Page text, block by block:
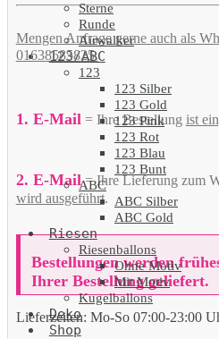
Sterne
Runde
Airwalker
123/ABC
123
123 Silber
123 Gold
123 Pink
123 Rot
123 Blau
123 Bunt
ABC
ABC Silber
ABC Gold
Riesen
Riesenballons
Ohne Motiv
Mit Motiv
Kugelballons
Deko
Shop
Mengen Anfrage gerne auch als
01638585825.
1. E-Mail = Ihre Bestellung ist
2. E-Mail= Ihre Lieferung zum
wird ausgeführt.
Bestellungen werden
Ihrer Bestellung geliefert.
Lieferzeiten: Mo-So 07:00-23:00